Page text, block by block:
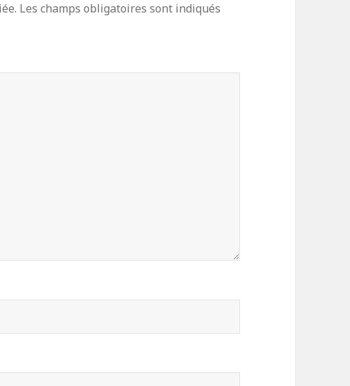
Les champs obligatoires sont indiqués